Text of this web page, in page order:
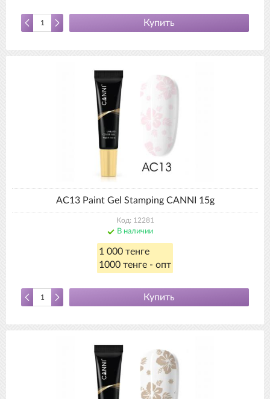
Купить
AC13 Paint Gel Stamping CANNI 15g
Код: 12281
В наличии
1 000 тенге
1000 тенге - опт
Купить